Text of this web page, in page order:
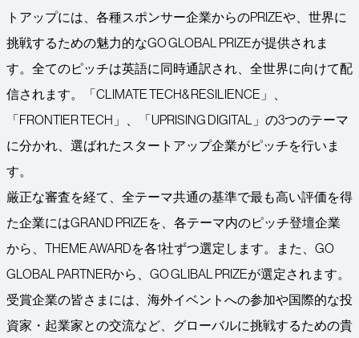
トアップには、各種スポンサー企業からのPRIZEや、世界に
挑戦するための魅力的なGO GLOBAL PRIZEが提供されま
す。全てのピッチは英語に同時通訳され、全世界に向けて配
信されます。「CLIMATE TECH& RESILIENCE」、
「FRONTIER TECH」、「UPRISING DIGITAL」の3つのテーマ
に分かれ、選ばれたスタートアップ企業がピッチを行いま
す。
厳正な審査を経て、全テーマ共通の基準で最も高い評価を得
た企業にはGRAND PRIZEを、各テーマ内のピッチ登壇企業
から、THEME AWARDを各1社ずつ選定します。また、GO
GLOBAL PARTNERから、GO GLIBAL PRIZEが選定されます。
受賞企業の皆さまには、海外イベントへの参加や国際的な投
資家・起業家との交流など、グローバルに挑戦するための貴